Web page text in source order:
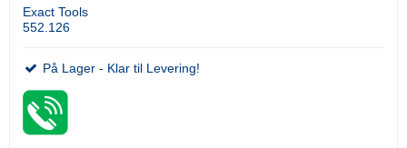
Exact Tools
552.126
På Lager - Klar til Levering!